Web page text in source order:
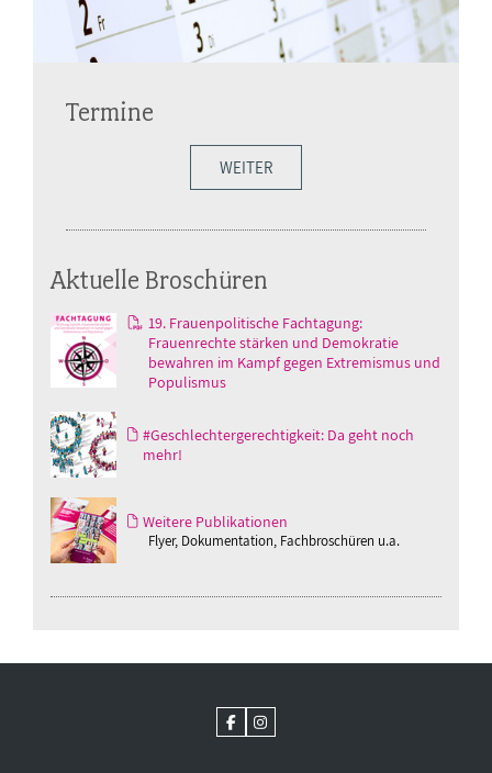
Termine
WEITER
Aktuelle Broschüren
19. Frauenpolitische Fachtagung:
Frauenrechte stärken und Demokratie
bewahren im Kampf gegen Extremismus und
Populismus
#Geschlechtergerechtigkeit: Da geht noch
mehr!
Weitere Publikationen
Flyer, Dokumentation, Fachbroschüren u.a.